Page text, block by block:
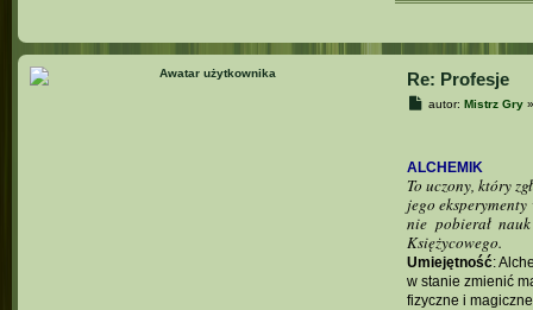
Re: Profesje
Pautor:Mistrz Gry
ALCHEMIK
To uczony, który
jego
nie pobierał
Księżycowego.
Umiejętność:
w stanie zmienić
fizyczne i